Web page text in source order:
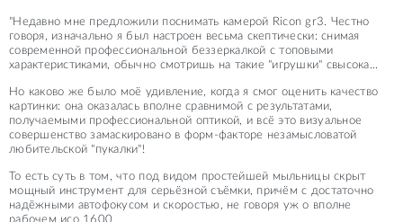
"Недавно мне предложили поснимать камерой Ricon gr3. Честно
говоря, изначально я был настроен весьма скептически: снимая
современной профессиональной беззеркалкой с топовыми
характеристиками, обычно смотришь на такие "игрушки" свысока...
Но каково же было моё удивление, когда я смог оценить качество
картинки: она оказалась вполне сравнимой с результатами,
получаемыми профессиональной оптикой, и всё это визуальное
совершенство замаскировано в форм-факторе незамысловатой
любительской "пукалки"!
То есть суть в том, что под видом простейшей мыльницы скрыт
мощный инструмент для серьёзной съёмки, причём с достаточно
надёжными автофокусом и скоростью, не говоря уж о вполне
рабочем исо 1600.